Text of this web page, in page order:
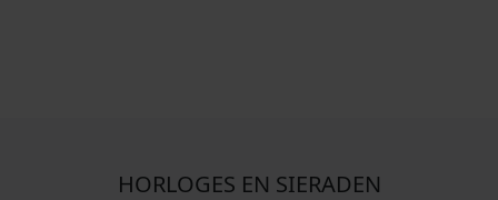
HORLOGES EN SIERADEN